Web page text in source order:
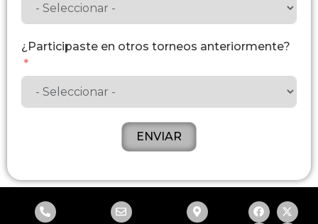
¿Participaste en otros torneos anteriormente?
ENVIAR